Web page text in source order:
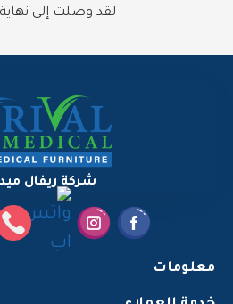
لقد وصلت إلى نهاية
شركة ريفال
معلومات